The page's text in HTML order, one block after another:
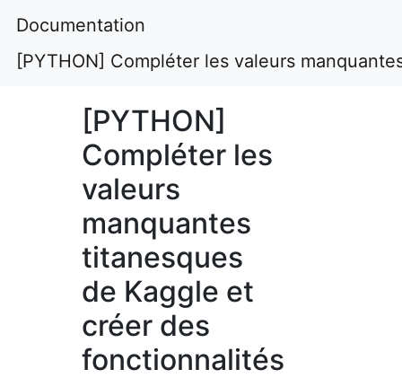
Documentation
[PYTHON] Compléter les valeurs
[PYTHON]
Compléter les
valeurs
manquantes
titanesques
de Kaggle et
créer des
fonctionnalités